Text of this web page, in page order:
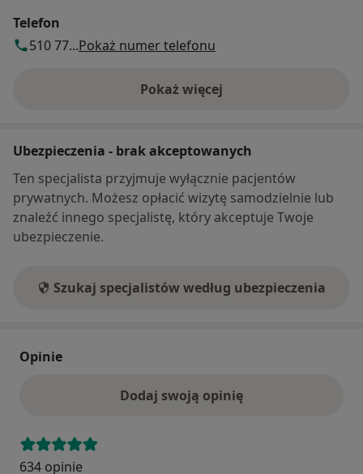
Telefon
510 77...Pokaż numer telefonu
Pokaż więcej
o adresie
Ubezpieczenia - brak akceptowanych
Ten specjalista przyjmuje wyłącznie pacjentów
prywatnych. Możesz opłacić wizytę samodzielnie lub
znaleźć innego specjalistę, który akceptuje Twoje
ubezpieczenie.
Szukaj specjalistów według ubezpieczenia
Opinie
Dodaj swoją opinię
634 opinie